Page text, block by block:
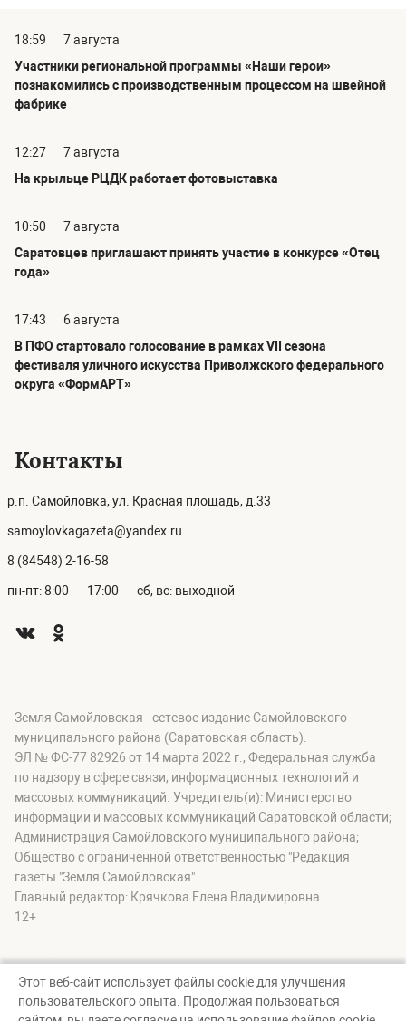
18:59
7 августа
Участники региональной программы «Наши герои»
познакомились с производственным процессом на швейной
фабрике
12:27
7 августа
На крыльце РЦДК работает фотовыставка
10:50
7 августа
Саратовцев приглашают принять участие в конкурсе «Отец
года»
17:43
6 августа
В ПФО стартовало голосование в рамках VII сезона
фестиваля уличного искусства Приволжского федерального
округа «ФормАРТ»
Контакты
р.п. Самойловка, ул. Красная площадь, д.33
samoylovkagazeta@yandex.ru
8 (84548) 2-16-58
пн-пт: 8:00 — 17:00 сб, вс: выходной
Земля Самойловская - сетевое издание Самойловского
муниципального района (Саратовская область).
ЭЛ № ФС-77 82926 от 14 марта 2022 г., Федеральная служба
по надзору в сфере связи, информационных технологий и
массовых коммуникаций. Учредитель(и): Министерство
информации и массовых коммуникаций Саратовской области;
Администрация Самойловского муниципального района;
Общество с ограниченной ответственностью "Редакция
газеты "Земля Самойловская".
Главный редактор: Крячкова Елена Владимировна
12+
© Земля Самойловская, 2026
Этот веб-сайт использует файлы cookie для улучшения
пользовательского опыта. Продолжая пользоваться